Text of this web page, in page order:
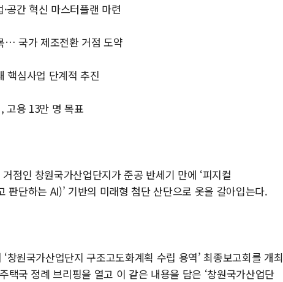
간 혁신 마스터플랜 마련
… 국가 제조전환 거점 도약
핵심사업 단계적 추진
고용 13만 명 목표
점인 창원국가산업단지가 준공 반세기 만에 ‘피지컬
판단하는 AI)’ 기반의 미래형 첨단 산단으로 옷을 갈아입는다.
창원국가산업단지 구조고도화계획 수립 용역’ 최종보고회를 개최
택국 정례 브리핑을 열고 이 같은 내용을 담은 ‘창원국가산업단